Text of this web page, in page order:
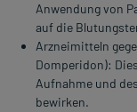
Anwendung von
auf die
Arzneimitteln
Domperidon):
Aufnahme und
bewirken.